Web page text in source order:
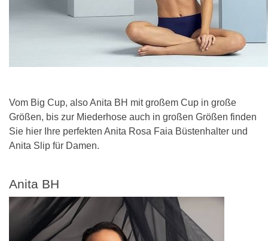
Vom Big Cup, also Anita BH mit großem Cup in große
Größen, bis zur Miederhose auch in großen Größen finden
Sie hier Ihre perfekten Anita Rosa Faia Büstenhalter und
Anita Slip für Damen.
Anita BH